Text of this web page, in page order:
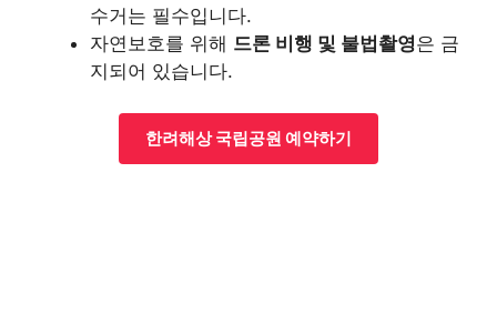
수거는 필수입니다.
자연보호를 위해 드론 비행 및 불법촬영은 금
지되어 있습니다.
한려해상 국립공원 예약하기